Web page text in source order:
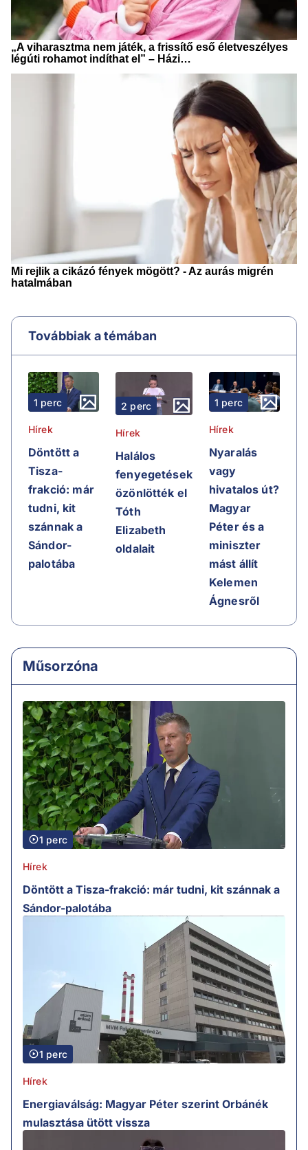
Továbbiak a témában
1 perc
Hírek
Döntött a
Tisza-
frakció: már
tudni, kit
szánnak a
Sándor-
palotába
2 perc
Hírek
Halálos
fenyegetések
özönlötték el
Tóth
Elizabeth
oldalait
1 perc
Hírek
Nyaralás
vagy
hivatalos út?
Magyar
Péter és a
miniszter
mást állít
Kelemen
Ágnesről
Műsorzóna
1 perc
Hírek
Döntött a Tisza-frakció: már tudni, kit szánnak a
Sándor-palotába
1 perc
Hírek
Energiaválság: Magyar Péter szerint Orbánék
mulasztása ütött vissza